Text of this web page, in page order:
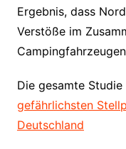
Ergebnis, dass
Verstöße im
Die gesamte
gefährlichsten
Deutschland